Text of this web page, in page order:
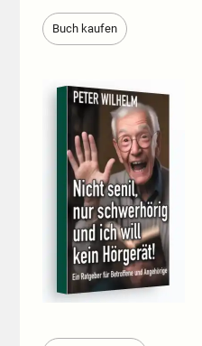
Buch kaufen